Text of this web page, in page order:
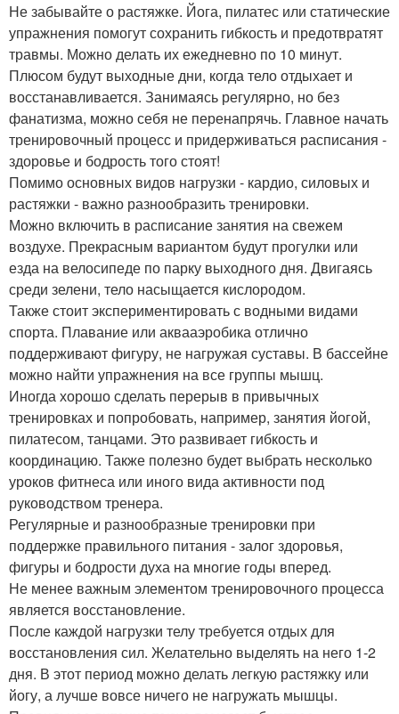
Не забывайте о растяжке. Йога, пилатес или статические
упражнения помогут сохранить гибкость и предотвратят
травмы. Можно делать их ежедневно по 10 минут.
Плюсом будут выходные дни, когда тело отдыхает и
восстанавливается. Занимаясь регулярно, но без
фанатизма, можно себя не перенапрячь. Главное начать
тренировочный процесс и придерживаться расписания -
здоровье и бодрость того стоят!
Помимо основных видов нагрузки - кардио, силовых и
растяжки - важно разнообразить тренировки.
Можно включить в расписание занятия на свежем
воздухе. Прекрасным вариантом будут прогулки или
езда на велосипеде по парку выходного дня. Двигаясь
среди зелени, тело насыщается кислородом.
Также стоит экспериментировать с водными видами
спорта. Плавание или аквааэробика отлично
поддерживают фигуру, не нагружая суставы. В бассейне
можно найти упражнения на все группы мышц.
Иногда хорошо сделать перерыв в привычных
тренировках и попробовать, например, занятия йогой,
пилатесом, танцами. Это развивает гибкость и
координацию. Также полезно будет выбрать несколько
уроков фитнеса или иного вида активности под
руководством тренера.
Регулярные и разнообразные тренировки при
поддержке правильного питания - залог здоровья,
фигуры и бодрости духа на многие годы вперед.
Не менее важным элементом тренировочного процесса
является восстановление.
После каждой нагрузки телу требуется отдых для
восстановления сил. Желательно выделять на него 1-2
дня. В этот период можно делать легкую растяжку или
йогу, а лучше вовсе ничего не нагружать мышцы.